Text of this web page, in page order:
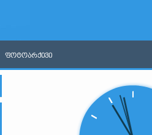
ᲤᲝᲢᲝᲐᲠᲥᲘᲕᲘ